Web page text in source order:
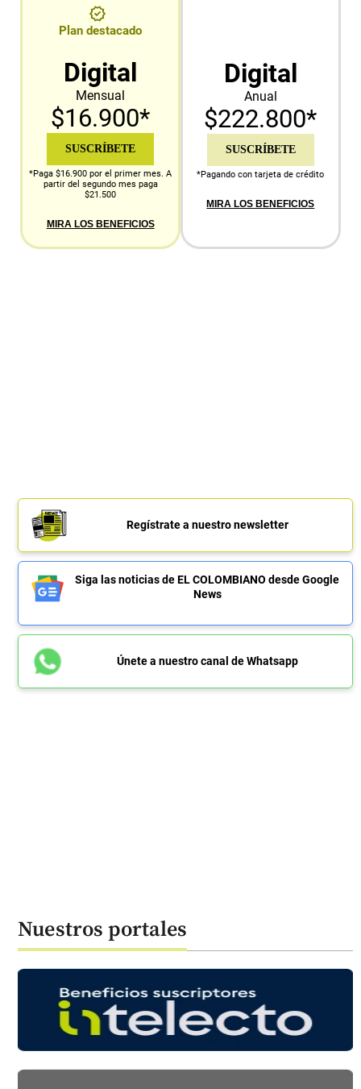
Plan destacado
Digital
Mensual
$16.900*
SUSCRÍBETE
*Paga $16.900 por el primer mes. A
partir del segundo mes paga
$21.500
MIRA LOS BENEFICIOS
Digital
Anual
$222.800*
SUSCRÍBETE
*Pagando con tarjeta de crédito
MIRA LOS BENEFICIOS
Regístrate a nuestro newsletter
Siga las noticias de EL COLOMBIANO desde Google
News
Únete a nuestro canal de Whatsapp
Nuestros portales